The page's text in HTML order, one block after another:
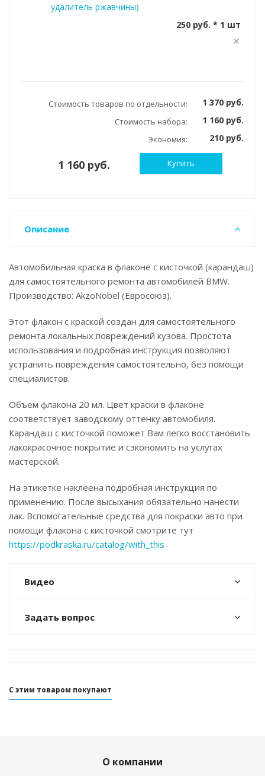
удалитель ржавчины)
250 руб. * 1 шт
Стоимость товаров по отдельности: 1 370 руб.
Стоимость набора: 1 160 руб.
Экономия: 210 руб.
1 160 руб. Купить
Описание
Автомобильная краска в флаконе с кисточкой (карандаш)
для самостоятельного ремонта автомобилей BMW.
Производство: AkzoNobel (Евросоюз).
Этот флакон с краской создан для самостоятельного
ремонта локальных повреждений кузова. Простота
использования и подробная инструкция позволяют
устранить повреждения самостоятельно, без помощи
специалистов.
Объем флакона 20 мл. Цвет краски в флаконе
соответствует заводскому оттенку автомобиля.
Карандаш с кисточкой поможет Вам легко восстановить
лакокрасочное покрытие и сэкономить на услугах
мастерской.
На этикетке наклеена подробная инструкция по
применению. После высыхания обязательно нанести
лак. Вспомогательные средства для покраски авто при
помощи флакона с кисточкой смотрите тут
https://podkraska.ru/catalog/with_this
Видео
Задать вопрос
С этим товаром покупают
О компании